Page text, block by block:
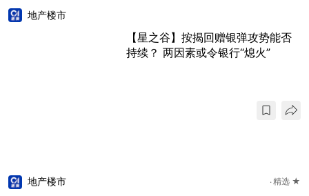
地产楼市
【星之谷】按揭回赠银弹攻势能否
持续？ 两因素或令银行“熄火”
地产楼市 精选 ★